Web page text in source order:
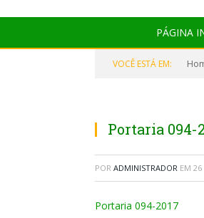
PÁGINA
VOCÊ ESTÁ EM:
Portaria 094-
POR ADMINISTRADOR EM 26
Portaria 094-2017